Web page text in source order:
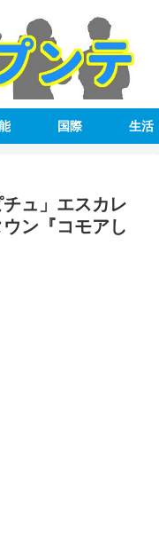
国際 生活
ュ」エスカレ
ン『コモアし